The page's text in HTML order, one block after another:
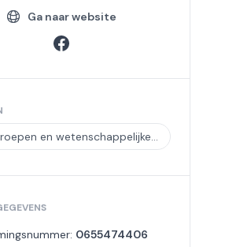
Ga naar website
Vrije beroepen en wetenschappelijke en technische activiteiten
0655474406